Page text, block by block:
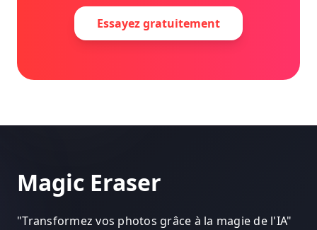
Essayez gratuitement
Magic Eraser
"Transformez vos photos grâce à la magie de l'IA"